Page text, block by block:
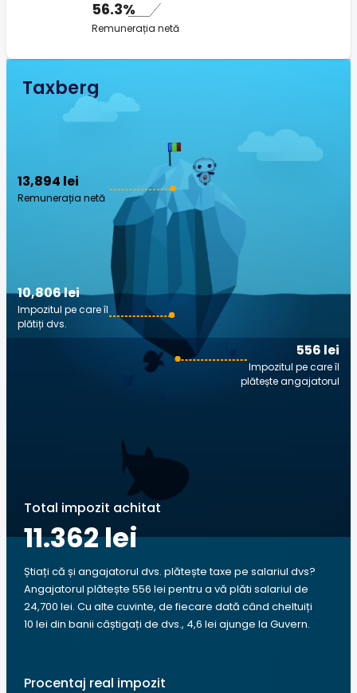
56.3%
Remunerația netă
Taxberg
13,894 lei
Remunerația netă
556 lei
Impozitul pe care îl
plătește angajatorul
10,806 lei
Impozitul pe care îl
plătiți dvs.
Total impozit achitat
11.362 lei
Știați că și angajatorul dvs. plătește taxe pe salariul dvs?
Angajatorul plătește 556 lei pentru a vă plăti salariul de
24,700 lei. Cu alte cuvinte, de fiecare dată când cheltuiți
10 lei din banii câștigați de dvs., 4,6 lei ajunge la Guvern.
Procentaj real impozit